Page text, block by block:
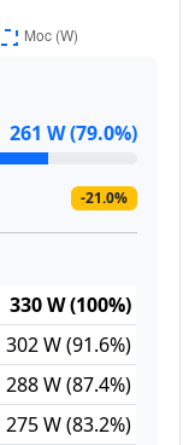
261 W (79.0%)
-21.0%
330 W (100%)
302 W (91.6%)
288 W (87.4%)
275 W (83.2%)